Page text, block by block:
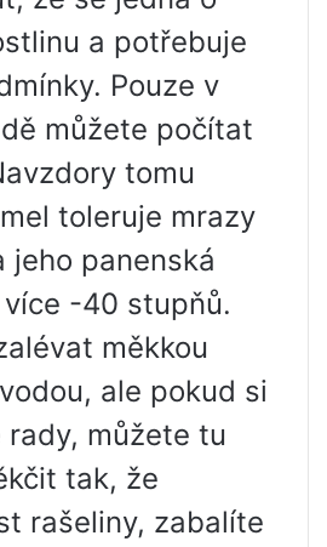
a potřebuje
Pouze v
můžete počítat
tomu
toleruje mrazy
jeho panenská
-40 stupňů.
měkkou
ale pokud si
můžete tu
tak, že
rašeliny, zabalíte